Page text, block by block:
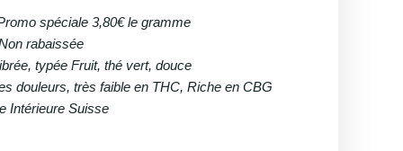
:
actuel
est :
€190,00.
spéciale 3,80€ le gramme
rabaissée
typée Fruit, thé vert, douce
douleurs, très faible en THC, Riche en CBG
Intérieure Suisse